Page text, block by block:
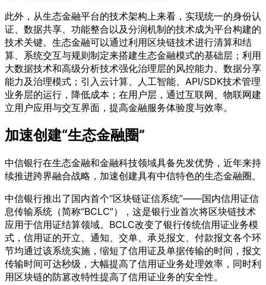
此外，从生态金融平台的技术架构上来看，实现统一的身份认
证、数据共享、功能整合以及分润机制的技术成为平台构建的
技术关键。生态金融可以通过利用区块链技术进行清算和结
算、系统交互与规则制定来搭建生态金融模式的基础层；利用
大数据技术和高级分析技术强化治理层的风控能力、数据分享
能力及治理模式；引入云计算、人工智能、API/SDK技术管理
业务层的运行，降低成本；在用户层，通过互联网、物联网建
立用户应用与交互界面，提高金融服务体验度与效率。
加速创建“生态金融圈”
中信银行在生态金融和金融科技领域具备先发优势，近年来持
续推进跨界融合战略，加速创建具有中信特色的生态金融圈。
中信银行推出了国内首个“区块链证信系统”——国内信用证信
息传输系统（简称“BCLC”），这是银行业首次将区块链技术
应用于信用证结算领域。BCLC改变了银行传统信用证业务模
式，信用证的开立、通知、交单、承兑报文、付款报文各个环
节均通过该系统实施，缩短了信用证及单据传输的时间，报文
传输时间可达秒级，大幅提高了信用证业务处理效率，同时利
用区块链的防篡改特性提高了信用证业务的安全性。